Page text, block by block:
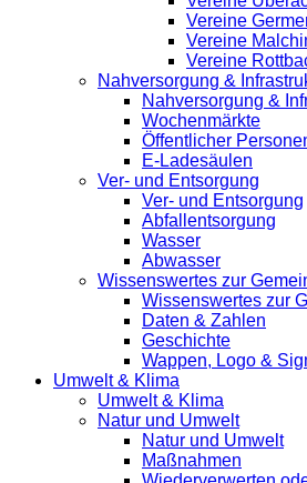
Vereine
Vereine
Vereine
Nahversorgung &
Nahversorgung &
Wochenmärkte
Öffentlicher
E-Ladesäulen
Ver- und Entsorgung
Ver- und Entsorgung
Abfallentsorgung
Wasser
Abwasser
Wissenswertes zur
Wissenswertes zur
Daten & Zahlen
Geschichte
Wappen, Logo &
Umwelt & Klima
Umwelt & Klima
Natur und Umwelt
Natur und Umwelt
Maßnahmen